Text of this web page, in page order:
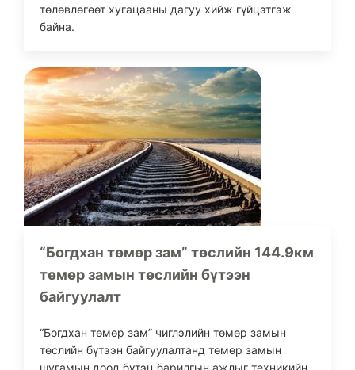
төлөвлөгөөт хугацааны дагуу хийж гүйцэтгэж
байна.
“Богдхан төмөр зам” төслийн 144.9км
төмөр замын төслийн бүтээн
байгуулалт
“Богдхан төмөр зам” чиглэлийн төмөр замын
төслийн бүтээн байгуулалтанд төмөр замын